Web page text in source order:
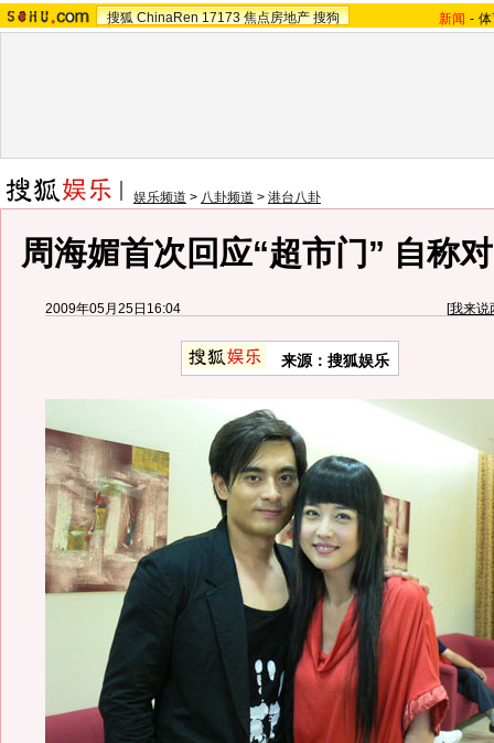
搜狐 ChinaRen 17173 焦点房地产 搜狗 新闻 -
娱乐频道 > 八卦频道 > 港台八卦
周海媚首次回应“超市门” 自称
2009年05月25日16:04 [我来说
来源： 搜狐娱乐